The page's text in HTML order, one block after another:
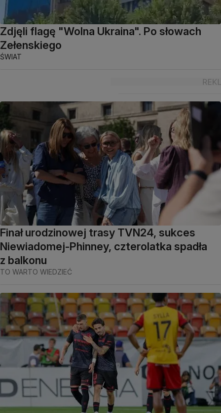
Zdjęli flagę "Wolna Ukraina". Po słowach
Zełenskiego
ŚWIAT
Finał urodzinowej trasy TVN24, sukces
Niewiadomej-Phinney, czterolatka spadła
z balkonu
TO WARTO WIEDZIEĆ